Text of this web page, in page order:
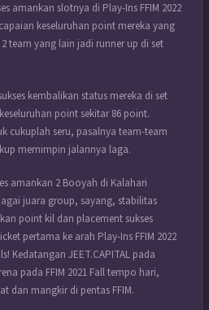
amankan slotnya di Play-Ins FFIM 2022
keseluruhan point mereka yang
team yang lain jadi runner up di set
kembalikan status mereka di set
point sekitar 86 point.
cukuplah seru, pasalnya team-team
memimpin jalannya laga.
amankan 2 Booyah di Kalahari
juara group, sayang, stabilitas
point kil dan placement sukses
pertama ke arah Play-Ins FFIM 2022
Kedatangan JEET.CAPITAL pada
pada FFIM 2021 Fall tempo hari,
dan mangkir di pentas FFIM.